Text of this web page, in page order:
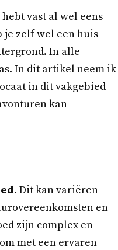
hebt vast al wel eens
je zelf wel een huis
In alle
In dit artikel neem ik
in dit vakgebied
kan
Dit kan variëren
en
zijn complex en
met een ervaren